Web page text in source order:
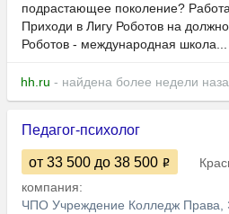
подрастающее поколение?
Приходи в Лигу Роботов на
Роботов - международная школа...
hh.ru - найдена более недели
Педагог-психолог
от 33 500 до 38 500
компания:
ЧПО Учреждение Колледж Права,